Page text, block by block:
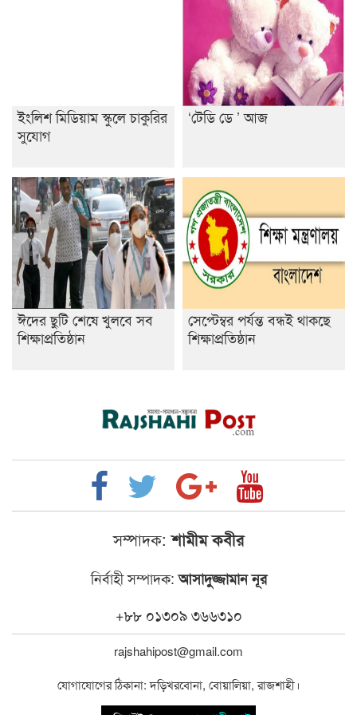
ইংলিশ মিডিয়াম স্কুলে চাকুরির
সুযোগ
‘টেডি ডে ’ আজ
ঈদের ছুটি শেষে খুলবে সব
শিক্ষাপ্রতিষ্ঠান
সেপ্টেম্বর পর্যন্ত বন্ধই থাকছে
শিক্ষাপ্রতিষ্ঠান
সম্পাদক: শামীম কবীর
নির্বাহী সম্পাদক:আসাদুজ্জামান নূর
+৮৮ ০১৩০৯ ৩৬৬৩১০
rajshahipost@gmail.com
যোগাযোগের ঠিকানা: দড়িখরবোনা, বোয়ালিয়া, রাজশাহী।